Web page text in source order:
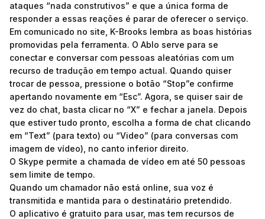
ataques “nada construtivos” e que a única forma de
responder a essas reações é parar de oferecer o serviço.
Em comunicado no site, K-Brooks lembra as boas histórias
promovidas pela ferramenta. O Ablo serve para se
conectar e conversar com pessoas aleatórias com um
recurso de tradução em tempo actual. Quando quiser
trocar de pessoa, pressione o botão “Stop”e confirme
apertando novamente em “Esc”. Agora, se quiser sair de
vez do chat, basta clicar no “X” e fechar a janela. Depois
que estiver tudo pronto, escolha a forma de chat clicando
em “Text” (para texto) ou “Video” (para conversas com
imagem de vídeo), no canto inferior direito.
O Skype permite a chamada de vídeo em até 50 pessoas
sem limite de tempo.
Quando um chamador não está online, sua voz é
transmitida e mantida para o destinatário pretendido.
O aplicativo é gratuito para usar, mas tem recursos de